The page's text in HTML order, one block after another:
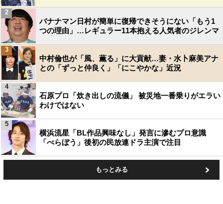
バナナマン日村が簡単に復帰できそうにない「もう1
つの理由」…レギュラー11本抱える人気者のジレンマ
2
中村倫也が「風、薫る」に大貢献…妻・水卜麻美アナ
との「ずっと仲良く」「にこやかな」近況
3
石原プロ「炊き出しの流儀」 被災地一番乗りがエラい
わけではない
4
横浜流星「BL作品興味なし」発言に滲むプロ意識
「べらぼう」後初の民放連ドラ主演で注目
5
もっとみる